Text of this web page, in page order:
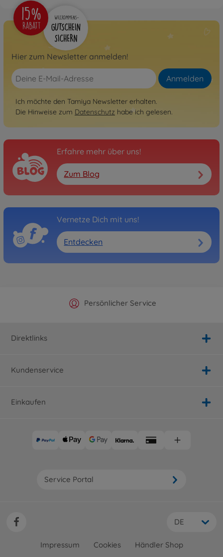
Hier zum Newsletter anmelden!
Anmelden
Ich möchte den Tamiya Newsletter erhalten.
Die Hinweise zum Datenschutz habe ich gelesen.
Erfahre mehr über uns!
Zum Blog
Vernetze Dich mit uns!
Entdecken
Offizieller Hersteller Shop
Persönlicher Service
Versandkostenfrei ab 25€
Schnelle Lieferung
Direktlinks
Kundenservice
Einkaufen
Service Portal
DE
Impressum Cookies Händler Shop